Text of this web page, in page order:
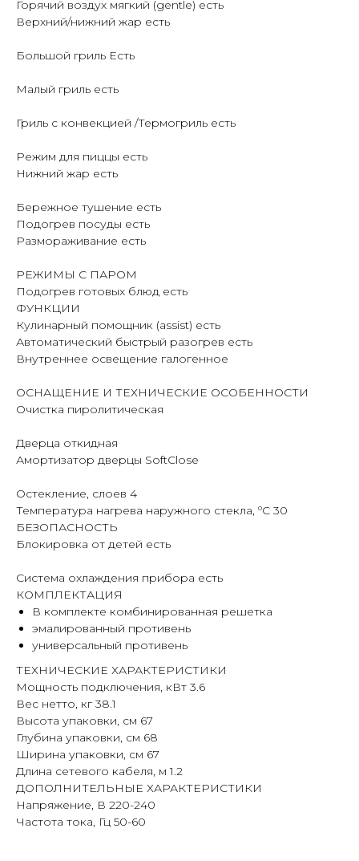
Горячий воздух мягкий (gentle) есть
Верхний/нижний жар есть
Большой гриль Есть
Малый гриль есть
Гриль с конвекцией /Термогриль есть
Режим для пиццы есть
Нижний жар есть
Бережное тушение есть
Подогрев посуды есть
Размораживание есть
РЕЖИМЫ С ПАРОМ
Подогрев готовых блюд есть
ФУНКЦИИ
Кулинарный помощник (assist) есть
Автоматический быстрый разогрев есть
Внутреннее освещение галогенное
ОСНАЩЕНИЕ И ТЕХНИЧЕСКИЕ ОСОБЕННОСТИ
Очистка пиролитическая
Дверца откидная
Амортизатор дверцы SoftClose
Остекление, слоев 4
Температура нагрева наружного стекла, ºC 30
БЕЗОПАСНОСТЬ
Блокировка от детей есть
Система охлаждения прибора есть
КОМПЛЕКТАЦИЯ
В комплекте комбинированная решетка
эмалированный противень
универсальный противень
ТЕХНИЧЕСКИЕ ХАРАКТЕРИСТИКИ
Мощность подключения, кВт 3.6
Вес нетто, кг 38.1
Высота упаковки, см 67
Глубина упаковки, см 68
Ширина упаковки, см 67
Длина сетевого кабеля, м 1.2
ДОПОЛНИТЕЛЬНЫЕ ХАРАКТЕРИСТИКИ
Напряжение, В 220-240
Частота тока, Гц 50-60